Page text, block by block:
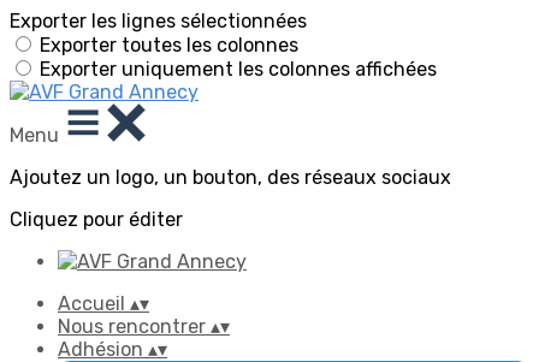
Exporter les lignes sélectionnées
Exporter toutes les colonnes
Exporter uniquement les colonnes affichées
Menu
Ajoutez un logo, un bouton, des réseaux sociaux
Cliquez pour éditer
Accueil ▴▾
Nous rencontrer ▴▾
Adhésion ▴▾